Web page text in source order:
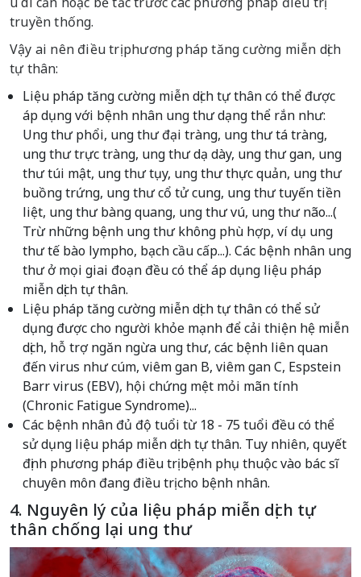
truyền thống.
Vậy ai nên điều trị phương pháp tăng cường miễn dịch
tự thân:
Liệu pháp tăng cường miễn dịch tự thân có thể được
áp dụng với bệnh nhân ung thư dạng thể rắn như:
Ung thư phổi, ung thư đại tràng, ung thư tá tràng,
ung thư trực tràng, ung thư dạ dày, ung thư gan, ung
thư túi mật, ung thư tụy, ung thư thực quản, ung thư
buồng trứng, ung thư cổ tử cung, ung thư tuyến tiền
liệt, ung thư bàng quang, ung thư vú, ung thư não...(
Trừ những bệnh ung thư không phù hợp, ví dụ ung
thư tế bào lympho, bạch cầu cấp...). Các bệnh nhân ung
thư ở mọi giai đoạn đều có thể áp dụng liệu pháp
miễn dịch tự thân.
Liệu pháp tăng cường miễn dịch tự thân có thể sử
dụng được cho người khỏe mạnh để cải thiện hệ miễn
dịch, hỗ trợ ngăn ngừa ung thư, các bệnh liên quan
đến virus như cúm, viêm gan B, viêm gan C, Espstein
Barr virus (EBV), hội chứng mệt mỏi mãn tính
(Chronic Fatigue Syndrome)...
Các bệnh nhân đủ độ tuổi từ 18 - 75 tuổi đều có thể
sử dụng liệu pháp miễn dịch tự thân. Tuy nhiên, quyết
định phương pháp điều trị bệnh phụ thuộc vào bác sĩ
chuyên môn đang điều trị cho bệnh nhân.
4. Nguyên lý của liệu pháp miễn dịch tự
thân chống lại ung thư